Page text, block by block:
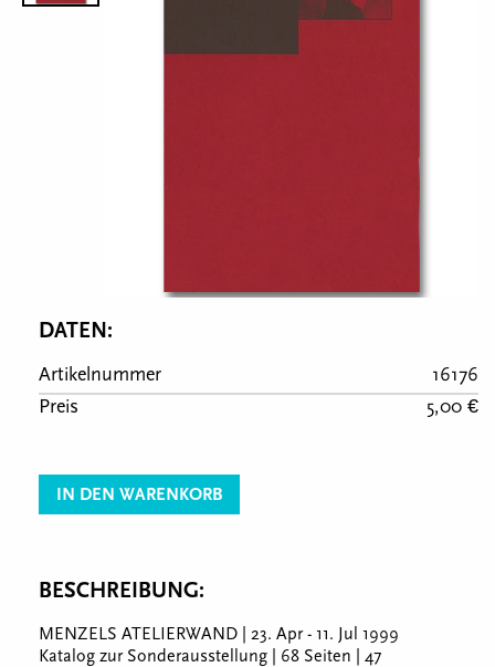
DATEN:
Artikelnummer
16176
Preis
5,00 €
IN DEN WARENKORB
BESCHREIBUNG:
MENZELS ATELIERWAND | 23. Apr - 11. Jul 1999
Katalog zur Sonderausstellung | 68 Seiten | 47